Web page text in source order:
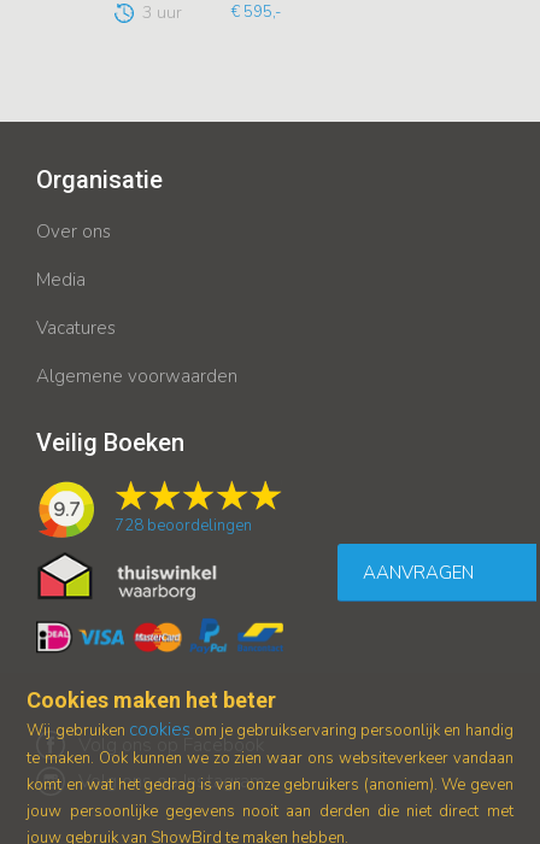
3 uur € 595,-
AANVRAGEN
Organisatie
Over ons
Media
Vacatures
Algemene voorwaarden
Veilig Boeken
9.7
728 beoordelingen
Volg ons op Facebook
Volg ons op Instagram
Cookies maken het beter
Wij gebruiken cookies om je gebruikservaring persoonlijk en handig
te maken. Ook kunnen we zo zien waar ons websiteverkeer vandaan
komt en wat het gedrag is van onze gebruikers (anoniem). We geven
jouw persoonlijke gegevens nooit aan derden die niet direct met
jouw gebruik van ShowBird te maken hebben.